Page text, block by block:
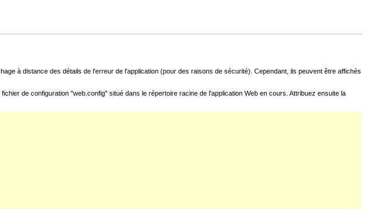
à distance des détails de l'erreur de l'application (pour des raisons de sécurité). Cependant, ils peuvent être affichés
de configuration "web.config" situé dans le répertoire racine de l'application Web en cours. Attribuez ensuite la